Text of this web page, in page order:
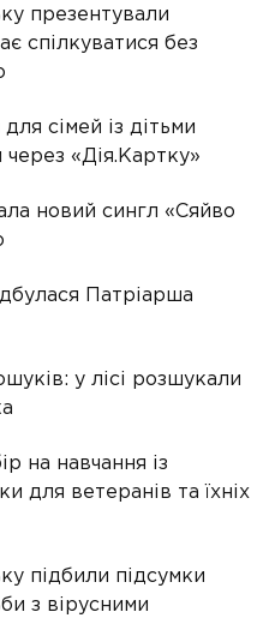
презентували
спілкуватися без
сімей із дітьми
«Дія.Картку»
новий сингл «Сяйво
Патріарша
у лісі розшукали
на навчання із
для ветеранів та їхніх
підбили підсумки
з вірусними